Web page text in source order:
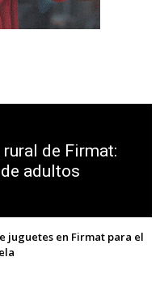
de Firmat:
adultos
juguetes en Firmat para el